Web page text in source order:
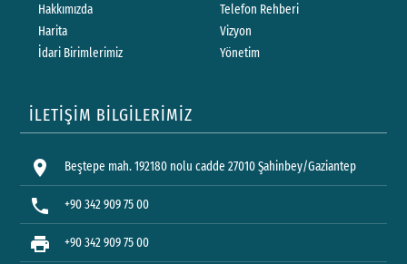
Hakkımızda
Harita
İdari Birimlerimiz
Telefon Rehberi
Vizyon
Yönetim
İLETİŞİM BİLGİLERİMİZ
location_on Beştepe mah. 192180 nolu cadde 27010 Şahinbey/Gaziantep
phone +90 342 909 75 00
print +90 342 909 75 00